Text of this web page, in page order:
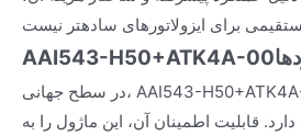
AAI543-H50+ATK4A-00
در سطح جهانی، AAI543-H50+ATK4A-00 کاربرد گستردهای در
قابلیت اطمینان آن، این ماژول را به